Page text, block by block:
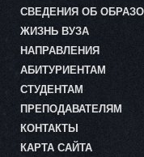
СВЕДЕНИЯ ОБ
ЖИЗНЬ ВУЗА
НАПРАВЛЕНИЯ
АБИТУРИЕНТАМ
СТУДЕНТАМ
ПРЕПОДАВАТЕЛЯМ
КОНТАКТЫ
КАРТА САЙТА